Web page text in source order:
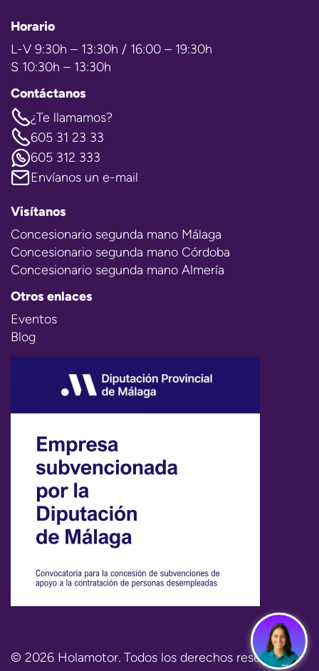
Horario
L-V 9:30h – 13:30h / 16:00 – 19:30h
S 10:30h – 13:30h
Contáctanos
¿Te llamamos?
605 31 23 33
605 312 333
Envíanos un e-mail
Visítanos
Concesionario segunda mano Málaga
Concesionario segunda mano Córdoba
Concesionario segunda mano Almería
Otros enlaces
Eventos
Blog
© 2026 Holamotor. Todos los derechos reservados.